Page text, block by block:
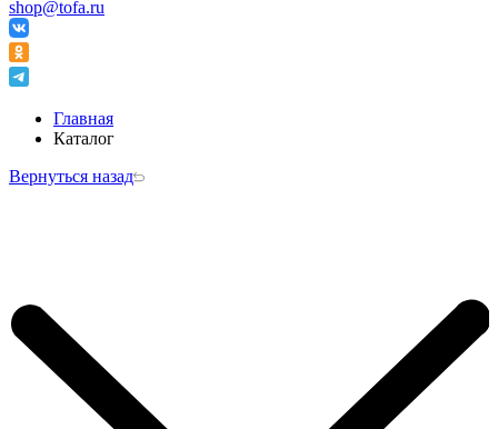
shop@tofa.ru
Главная
Каталог
Вернуться назад